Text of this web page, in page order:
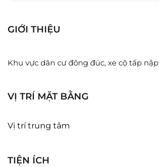
GIỚI THIỆU
Khu vực dân cư đông đúc, xe cộ tấp nập
VỊ TRÍ MẶT BẰNG
Vị trí trung tâm
TIỆN ÍCH